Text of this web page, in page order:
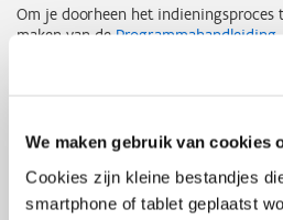
We maken gebruik van cookies
Cookies zijn kleine bestandjes
smartphone of tablet geplaatst
Om je doorheen het indieningsproces
maken van deProgrammahandleiding
in eeninfosessie in de Corda Campus,
293/16, 3500 Hasselt.